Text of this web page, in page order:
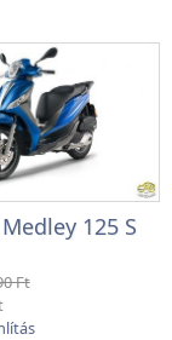
125 S
Ft